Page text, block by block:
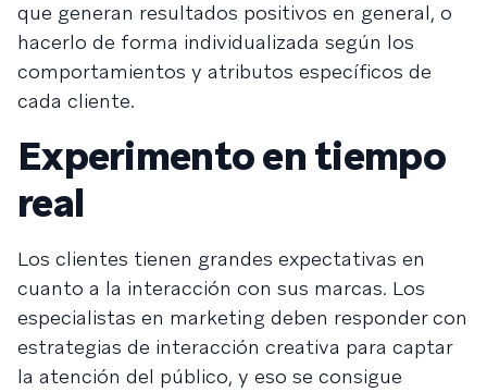
que generan resultados positivos en general, o
hacerlo de forma individualizada según los
comportamientos y atributos específicos de
cada cliente.
Experimento en tiempo
real
Los clientes tienen grandes expectativas en
cuanto a la interacción con sus marcas. Los
especialistas en marketing deben responder con
estrategias de interacción creativa para captar
la atención del público, y eso se consigue